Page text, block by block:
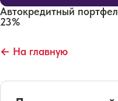
Автокредитный
23%
← На главную